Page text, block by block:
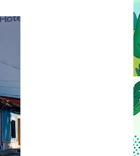
de la Lactancia Materna
en Rangel
Prehospitalaria
de ruralidad
a emprendedores